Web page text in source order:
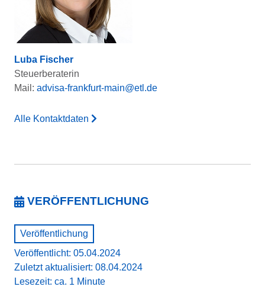
Luba Fischer
Steuerberaterin
Mail: advisa-frankfurt-main@etl.de
Alle Kontaktdaten
VERÖFFENTLICHUNG
Veröffentlichung
Veröffentlicht: 05.04.2024
Zuletzt aktualisiert: 08.04.2024
Lesezeit: ca. 1 Minute